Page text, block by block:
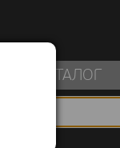
КАТАЛОГ